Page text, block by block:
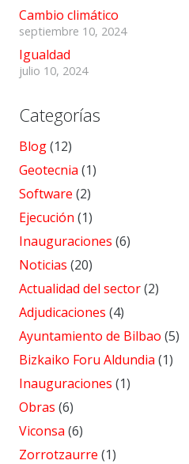
Cambio climático
septiembre 10, 2024
Igualdad
julio 10, 2024
Categorías
Blog(12)
Geotecnia (1)
Software (2)
Ejecución (1)
Inauguraciones (6)
Noticias (20)
Actualidad del sector(2)
Adjudicaciones (4)
Ayuntamiento de Bilbao (5)
Bizkaiko Foru Aldundia (1)
Inauguraciones (1)
Obras (6)
Viconsa (6)
Zorrotzaurre (1)